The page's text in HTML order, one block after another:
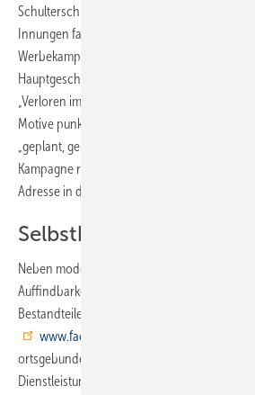
Schulterschluss mit unseren 59 nordrhein-
Innungen fahren wir nun erstmals eine
Werbekampagne“, erklärt Alfred
Hauptgeschäftsführer des Fachverbandes
„Verloren im Internet?“ oder „Erfolglos im
Motive punkten mit direkten Fragen und der
„geplant, gekauft und installiert vom
Kampagne rückt damit das SHK-Handwerk
Adresse in den Fokus der Verbraucher.
Selbstbewusst,
Neben modernem Design sind auch
Auffindbarkeit aller Innungsfachbetriebe im
Bestandteile des Konzepts. Die
www.fachbetrieb-shk.de
ortsgebundene Suche von Verbrauchern
Dienstleistungen in Nordrhein-Westfalen. Sie